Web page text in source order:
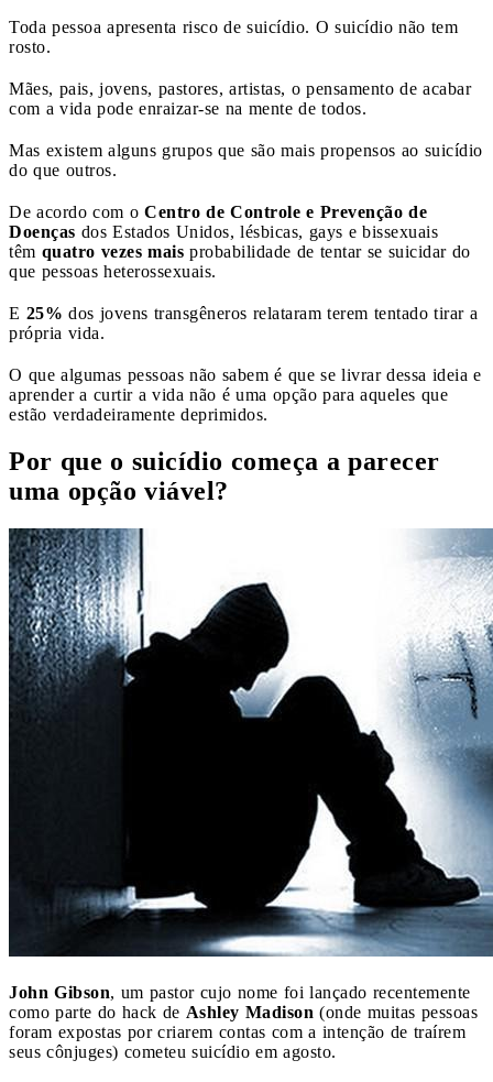
Toda pessoa apresenta risco de suicídio. O suicídio não tem
rosto.
Mães, pais, jovens, pastores, artistas, o pensamento de acabar
com a vida pode enraizar-se na mente de todos.
Mas existem alguns grupos que são mais propensos ao suicídio
do que outros.
De acordo com o Centro de Controle e Prevenção de
Doenças dos Estados Unidos, lésbicas, gays e bissexuais
têm quatro vezes mais probabilidade de tentar se suicidar do
que pessoas heterossexuais.
E 25% dos jovens transgêneros relataram terem tentado tirar a
própria vida.
O que algumas pessoas não sabem é que se livrar dessa ideia e
aprender a curtir a vida não é uma opção para aqueles que
estão verdadeiramente deprimidos.
Por que o suicídio começa a parecer
uma opção viável?
John Gibson, um pastor cujo nome foi lançado recentemente
como parte do hack de Ashley Madison (onde muitas pessoas
foram expostas por criarem contas com a intenção de traírem
seus cônjuges) cometeu suicídio em agosto.